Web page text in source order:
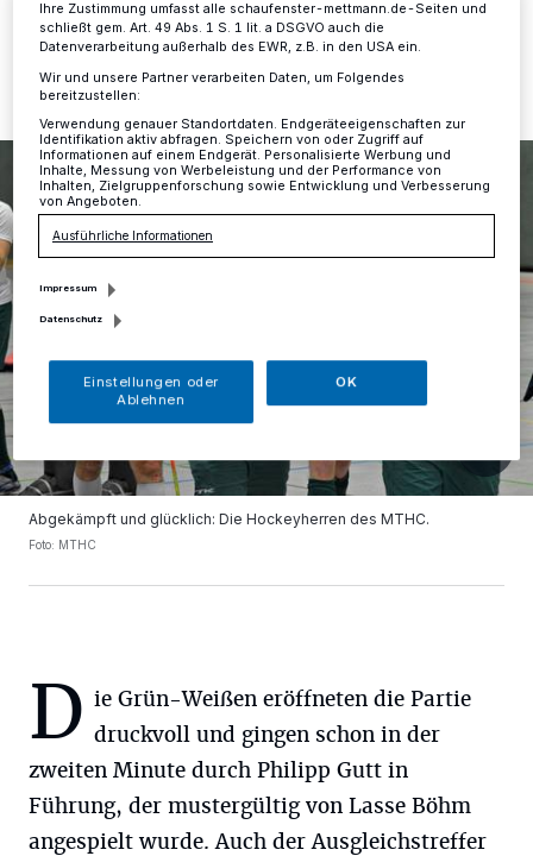
12.02.2019 , 13:34 Uhr 2 Minuten Lesezeit
Abgekämpft und glücklich: Die Hockeyherren des MTHC.
Foto: MTHC
D ie Grün-Weißen eröffneten die Partie
druckvoll und gingen schon in der
zweiten Minute durch Philipp Gutt in
Führung, der mustergültig von Lasse Böhm
angespielt wurde. Auch der Ausgleichstreffer
Ihre Zustimmung umfasst alle schaufenster-mettmann.de-Seiten und
schließt gem. Art. 49 Abs. 1 S. 1 lit. a DSGVO auch die
Datenverarbeitung außerhalb des EWR, z.B. in den USA ein.
Wir und unsere Partner verarbeiten Daten, um Folgendes
bereitzustellen:
Verwendung genauer Standortdaten. Endgeräteeigenschaften zur
Identifikation aktiv abfragen. Speichern von oder Zugriff auf
Informationen auf einem Endgerät. Personalisierte Werbung und
Inhalte, Messung von Werbeleistung und der Performance von
Inhalten, Zielgruppenforschung sowie Entwicklung und Verbesserung
von Angeboten.
Ausführliche Informationen
Impressum
Datenschutz
Einstellungen oder
Ablehnen
OK